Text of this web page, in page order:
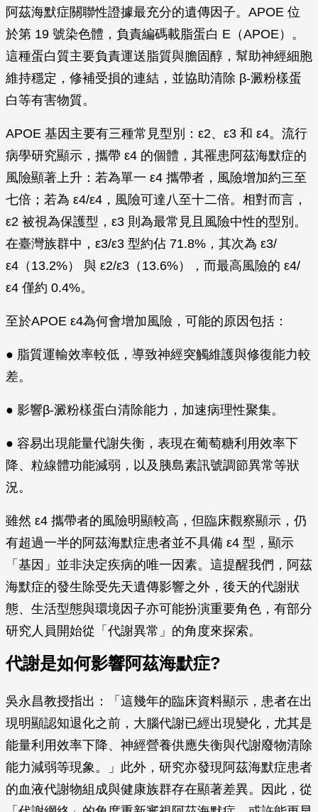
阿茲海默症關聯性證據最充分的遺傳因子。APOE 位
於第 19 號染色體，負責編碼載脂蛋白 E（APOE）。
這種蛋白質主要負責運送脂質與膽固醇，幫助神經細胞
維持穩定，修補受損的連結，並協助清除 β-澱粉樣蛋
白等有害物質。
APOE 基因主要有三種常見型別：ε2、ε3 和 ε4。流行
病學研究顯示，攜帶 ε4 的個體，其罹患阿茲海默症的
風險顯著上升：若為單一 ε4 攜帶者，風險增加約三至
七倍；若為 ε4/ε4，風險可達八至十二倍。相對而言，
ε2 被視為保護型，ε3 則為最常見且風險中性的型別。
在臺灣族群中，ε3/ε3 型約佔 71.8%，其次為 ε3/
ε4（13.2%） 與 ε2/ε3（13.6%），而最高風險的 ε4/
ε4 僅約 0.4%。
至於APOE ε4為何會增加風險，可能的原因包括：
● 脂質運輸效率較低，導致神經突觸維護與修復能力較
差。
● 影響β-澱粉樣蛋白清除能力，加速病理性聚集。
● 容易出現能量代謝失衡，表現在葡萄糖利用效率下
降、粒線體功能減弱，以及胰島素訊號調節異常等狀
況。
雖然 ε4 攜帶者的風險明顯較高，但臨床觀察顯示，仍
有超過一半的阿茲海默症患者並不具備 ε4 型，顯示
「基因」並非決定疾病的唯一因素。這提醒我們，阿茲
海默症的發生除受先天遺傳影響之外，後天的代謝狀
態、生活型態與環境因子亦可能扮演重要角色，有部分
研究人員開始從「代謝異常」的角度來探索。
代謝是如何影響阿茲海默症?
吳永昌教授指出：「這幾年的臨床資料顯示，患者在出
現明顯認知退化之前，大腦代謝已經出現變化，尤其是
能量利用效率下降、神經營養供應失衡與代謝廢物清除
能力減弱等現象。」此外，研究亦發現阿茲海默症患者
的血液代謝物組成與健康族群存在顯著差異。因此，從